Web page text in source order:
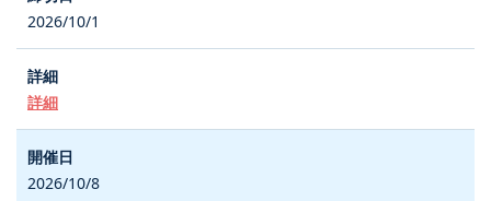
2026/10/1
詳細
2026/10/8